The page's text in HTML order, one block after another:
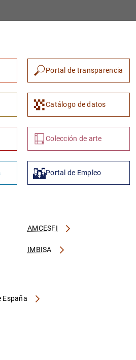
Portal de transparencia
Catálogo de datos
Colección de arte
Portal de Empleo
AMCESFI
IMBISA
España